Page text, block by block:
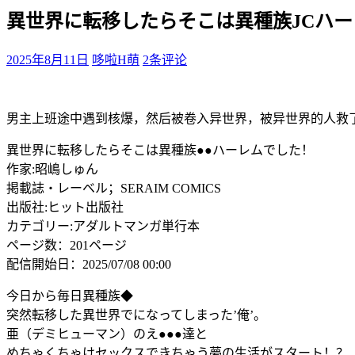
異世界に転移したらそこは異種族JCハ
2025年8月11日 哆啦H萌 2条评论
男主上班途中遇到核爆，然后被卷入异世界，被异世界的人救
異世界に転移したらそこは異種族●●ハーレムでした！
作家:昭嶋しゅん
掲載誌・レーベル；SERAIM COMICS
出版社:ヒット出版社
カテゴリー:アダルトマンガ単行本
ページ数：201ページ
配信開始日：2025/07/08 00:00
今日から毎日異種族◆
突然転移した異世界でになってしまった’俺’。
亜（デミヒューマン）のえ●●●達と